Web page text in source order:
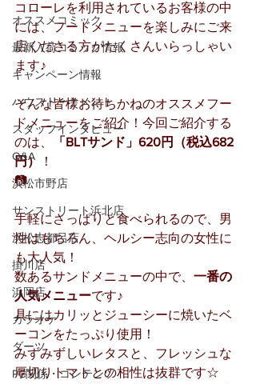
オススメコミック
最新入荷コミック情報
キャンペーン情報
ハウストーナメント
スタッフインタビュー
Q&A
浜松市野店
サンストリート浜北店
浜松志都呂店
掛川店
浜岡店
カラオケ
ダーツ
PC関係・コンテンツ
コローレを利用されているお客様の中
には、フードメニューを楽しみにご来
店くださる方がたくさんいらっしゃい
ます♪
そんな皆様お待ちかねのオススメフー
ドメニューをご紹介！今回ご紹介する
のは、
「BLTサンド」620円（税込682
円）
！
📷
手軽にさっぱりと食べられるので、男
性はもちろん、ヘルシー志向の女性に
も大人気！
数あるサンドメニューの中で、 一番の
人気メニューです♪
具にはカリッとジューシーに焼いたベ
ーコンをたっぷり使用！
みずみずしいレタスと、フレッシュな
厚切りトマトとの相性は抜群です☆